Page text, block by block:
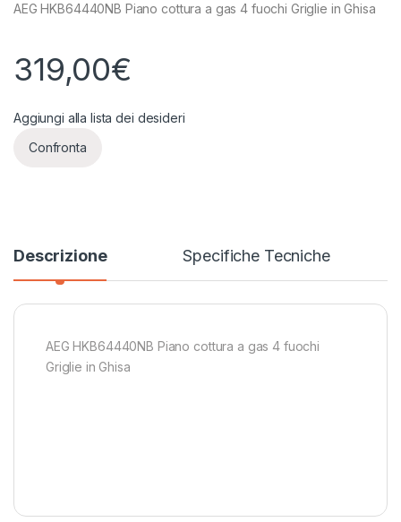
AEG HKB64440NB Piano cottura a gas 4 fuochi Griglie in Ghisa
319,00€
Aggiungi alla lista dei desideri
Confronta
Descrizione Specifiche Tecniche
AEG HKB64440NB Piano cottura a gas 4 fuochi
Griglie in Ghisa